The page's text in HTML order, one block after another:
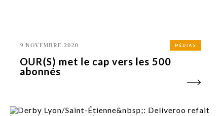
9 NOVEMBRE 2020 MÉDIAS
OUR(S) met le cap vers les 500
abonnés